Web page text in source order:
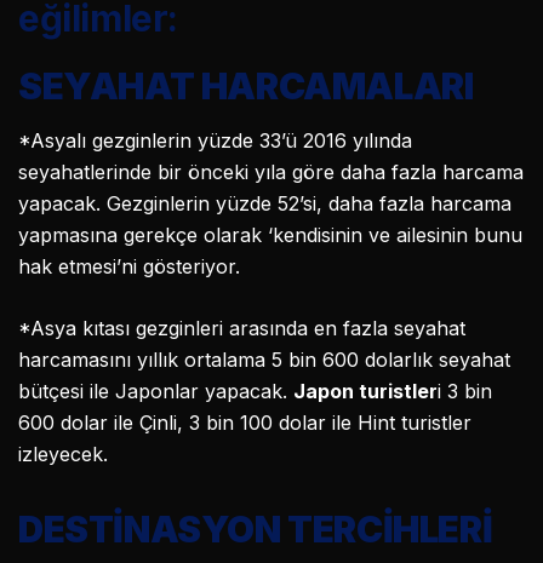
eğilimler:
SEYAHAT HARCAMALARI
*Asyalı gezginlerin yüzde 33’ü 2016 yılında
seyahatlerinde bir önceki yıla göre daha fazla harcama
yapacak. Gezginlerin yüzde 52’si, daha fazla harcama
yapmasına gerekçe olarak ‘kendisinin ve ailesinin bunu
hak etmesi’ni gösteriyor.
*Asya kıtası gezginleri arasında en fazla seyahat
harcamasını yıllık ortalama 5 bin 600 dolarlık seyahat
bütçesi ile Japonlar yapacak. Japon turistleri 3 bin
600 dolar ile Çinli, 3 bin 100 dolar ile Hint turistler
izleyecek.
DESTİNASYON TERCİHLERİ